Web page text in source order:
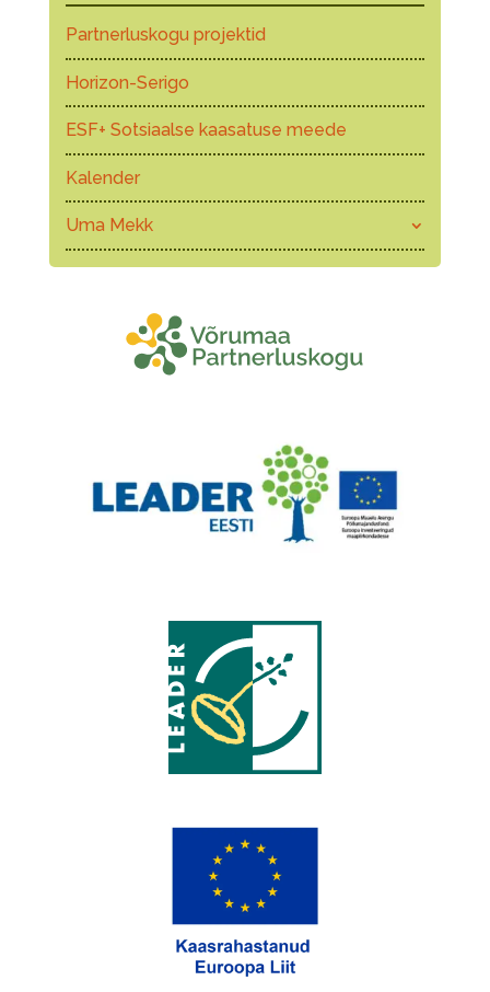
Partnerluskogu projektid
Horizon-Serigo
ESF+ Sotsiaalse kaasatuse meede
Kalender
Uma Mekk